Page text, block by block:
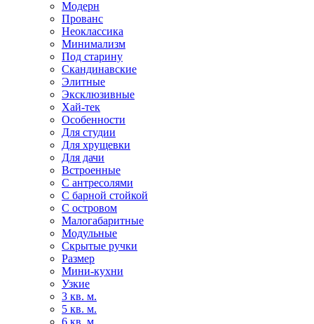
Модерн
Прованс
Неоклассика
Минимализм
Под старину
Скандинавские
Элитные
Эксклюзивные
Хай-тек
Особенности
Для студии
Для хрущевки
Для дачи
Встроенные
С антресолями
С барной стойкой
С островом
Малогабаритные
Модульные
Скрытые ручки
Размер
Мини-кухни
Узкие
3 кв. м.
5 кв. м.
6 кв. м.